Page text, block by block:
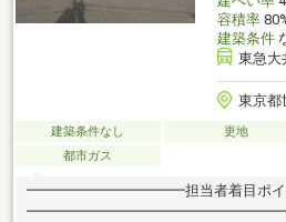
容積率
建築条件
東急大
東京都
建築条件なし 更地
都市ガス
━━━━━━━━━━━担当者着目ポイ
━━━━━━━━━━━━━━━━━━■土